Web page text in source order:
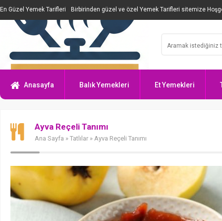
En Güzel Yemek Tarifleri Birbirinden güzel ve özel Yemek Tarifleri sitemize
Anasayfa Balık Yemekleri Et Yemekleri
Ayva Reçeli Tanımı
Ana Sayfa » Tatlılar » Ayva Reçeli Tanımı